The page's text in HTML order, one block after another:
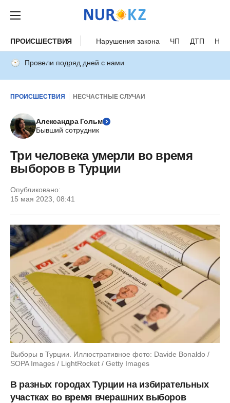
ПРОИСШЕСТВИЯ Нарушения закона ЧП ДТП
Провели подряд дней с нами
ПРОИСШЕСТВИЯ НЕСЧАСТНЫЕ СЛУЧАИ
Александра Гольм
Бывший сотрудник
Три человека умерли во время
выборов в Турции
Опубликовано:
15 мая 2023, 08:41
Выборы в Турции. Иллюстративное фото: Davide Bonaldo /
SOPA Images / LightRocket / Getty Images
В разных городах Турции на избирательных
участках во время вчерашних выборов